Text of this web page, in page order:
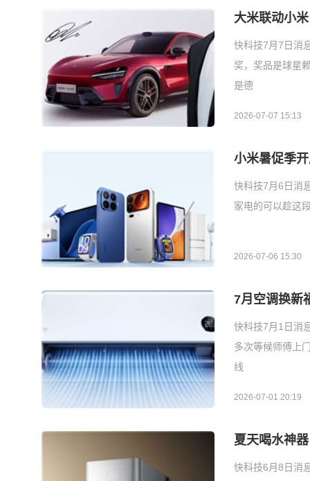
大米联动小
快科技7月7日消
奖，奖品是球星
是德
2026-07-07 15:13
小米暑促季
快科技7月6日消
家电的可以趁这
2026-07-06 15:30
7月空调换新
快科技7月1日消
多次等候师傅上
线
2026-07-01 20:19
夏天喝水神
快科技6月8日消